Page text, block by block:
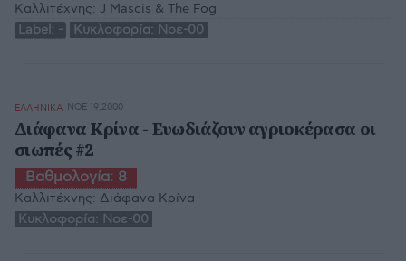
Καλλιτέχνης: J Mascis & The Fog
Label: - Κυκλοφορία: Νοε-00
ΕΛΛΗΝΙΚΑ ΝΟΕ 19,2000
Διάφανα Κρίνα - Ευωδιάζουν αγριοκέρασα οι
σιωπές #2
Βαθμολογία: 8
Καλλιτέχνης: Διάφανα Κρίνα
Κυκλοφορία: Νοε-00